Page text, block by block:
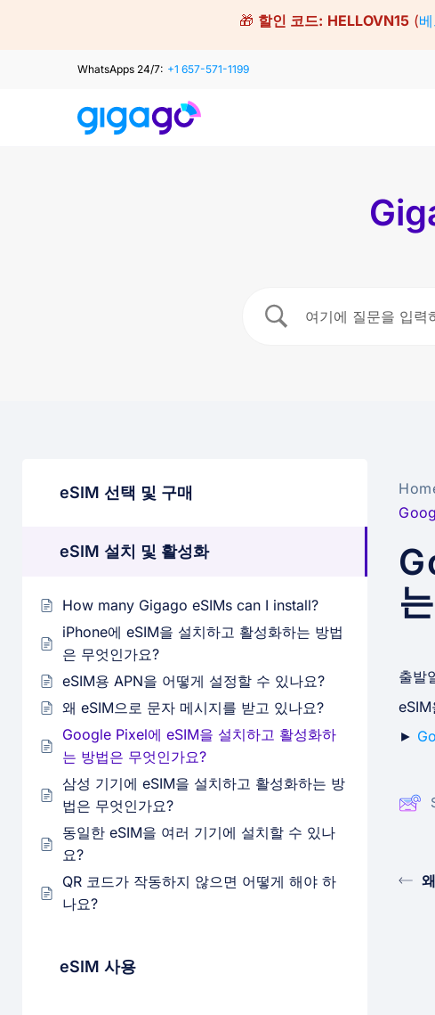
🎁 할인 코드: HELLOVN15(
WhatsApps 24/7: +1 657-571-1199
eSIM 선택 및 구매
eSIM 설치 및 활성화
How many Gigago eSIMs can I install?
iPhone에 eSIM을 설치하고 활성화하는 방법
은 무엇인가요?
eSIM용 APN을 어떻게 설정할 수 있나요?
왜 eSIM으로 문자 메시지를 받고 있나요?
Google Pixel에 eSIM을 설치하고 활성화하
는 방법은 무엇인가요?
삼성 기기에 eSIM을 설치하고 활성화하는 방
법은 무엇인가요?
동일한 eSIM을 여러 기기에 설치할 수 있나
요?
QR 코드가 작동하지 않으면 어떻게 해야 하
나요?
eSIM 사용
출발
►